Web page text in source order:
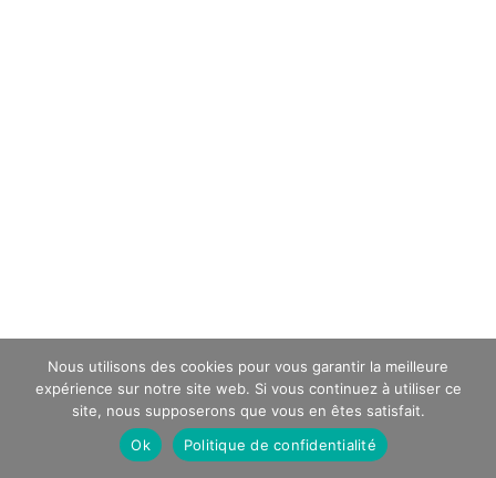
Nous utilisons des cookies pour vous garantir la meilleure
expérience sur notre site web. Si vous continuez à utiliser ce
site, nous supposerons que vous en êtes satisfait.
Ok
Politique de confidentialité